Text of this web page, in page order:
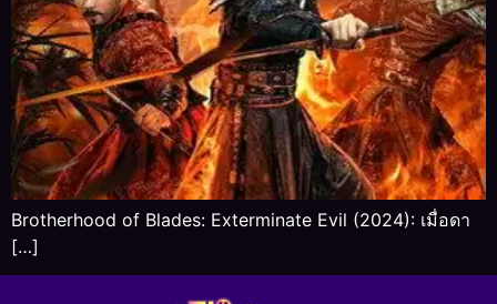
Brotherhood of Blades: Exterminate Evil (2024): เมื่อดา
[…]